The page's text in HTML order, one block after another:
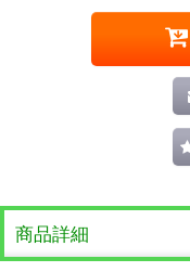
商品詳細